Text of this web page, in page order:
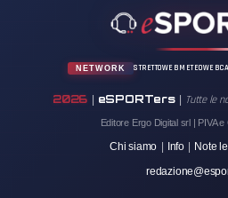
NETWORK STRETTOWEBMETEOWEB
2026 | eSPORTers | Tutte le
Editore Ergo Digital srl | PIVA
Chi siamo Info Note